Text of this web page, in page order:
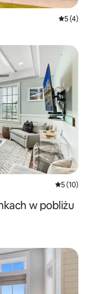
Średnia
5 (4)
Średnia
5 (10)
w pobliżu